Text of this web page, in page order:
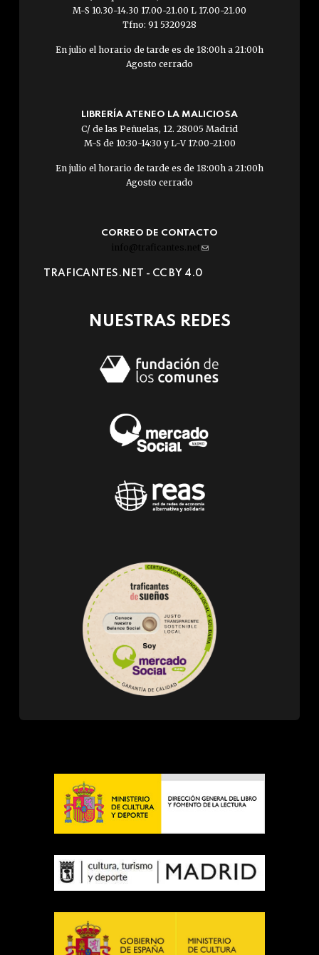
M-S 10.30-14.30 17.00-21.00 L 17.00-21.00
Tfno: 91 5320928
En julio el horario de tarde es de 18:00h a 21:00h
Agosto cerrado
LIBRERÍA ATENEO LA MALICIOSA
C/ de las Peñuelas, 12. 28005 Madrid
M-S de 10:30-14:30 y L-V 17:00-21:00
En julio el horario de tarde es de 18:00h a 21:00h
Agosto cerrado
CORREO DE CONTACTO
info@traficantes.net (link
e-
TRAFICANTES.NET - CC BY 4.0
NUESTRAS REDES